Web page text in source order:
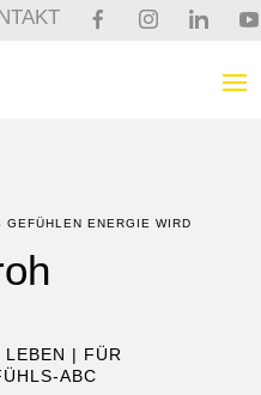
GEFÜHLEN ENERGIE WIRD
| FÜR
ABC